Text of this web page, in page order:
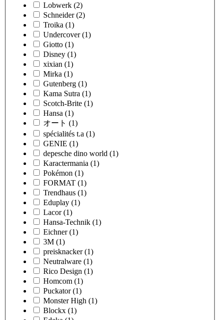
Lobwerk (2)
Schneider (2)
Troika (1)
Undercover (1)
Giotto (1)
Disney (1)
xixian (1)
Mirka (1)
Gutenberg (1)
Kama Sutra (1)
Scotch-Brite (1)
Hansa (1)
オート (1)
spécialités t.a (1)
GENIE (1)
depesche dino world (1)
Karactermania (1)
Pokémon (1)
FORMAT (1)
Trendhaus (1)
Eduplay (1)
Lacor (1)
Hansa-Technik (1)
Eichner (1)
3M (1)
preisknacker (1)
Neutralware (1)
Rico Design (1)
Homcom (1)
Puckator (1)
Monster High (1)
Blockx (1)